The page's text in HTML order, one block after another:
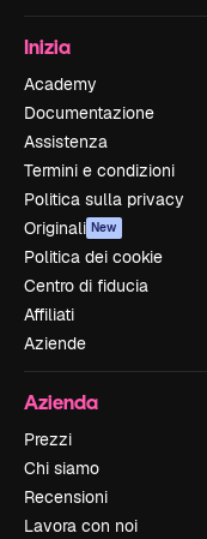
Inizia
Academy
Documentazione
Assistenza
Termini e condizioni
Politica sulla privacy
Originali New
Politica dei cookie
Centro di fiducia
Affiliati
Aziende
Azienda
Prezzi
Chi siamo
Recensioni
Lavora con noi